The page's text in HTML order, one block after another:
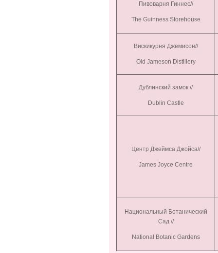
Пивоварня Гиннес//
The Guinness Storehouse
Вискикурня Джемисон//
Old Jameson Distillery
Дублинский замок //
Dublin Castle
Центр Джеймса Джойса//
James Joyce Centre
Национальный Ботанический
Сад //
National Botanic Gardens